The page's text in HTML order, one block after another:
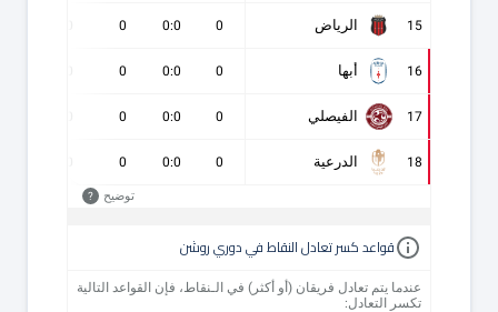
15 الرياض 0
0:0
0
16 أبها 0
0:0
0
17 الفيصلي 0
0:0
0
18 الدرعية 0
0:0
0
توضيح ?
قواعد كسر تعادل النقاط في دوري روشن
عندما يتم تعادل فريقان (أو أكثر) في الـنقاط، فإن القواعد التالية
تكسر التعادل: